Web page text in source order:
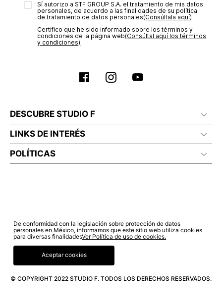
Sí autorizo a STF GROUP S.A. el tratamiento de mis datos
personales, de acuerdo a las finalidades de su política
de tratamiento de datos personales‎(Consúltala aquí)
Certifico que he sido informado sobre los términos y
condiciones de la página web‎(Consúltal aquí los términos
y condiciones)
DESCUBRE STUDIO F
LINKS DE INTERÉS
POLÍTICAS
© COPYRIGHT 2022 STUDIO F. TODOS LOS DERECHOS RESERVADOS.
De conformidad con la legislación sobre protección de datos
personales en México, informamos que este sitio web utiliza cookies
para diversas finalidadesVer Política de uso de cookies.
Aceptar cookies